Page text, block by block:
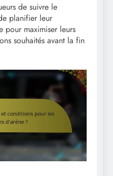
de suivre le
planifier leur
pour maximiser leurs
souhaités avant la fin